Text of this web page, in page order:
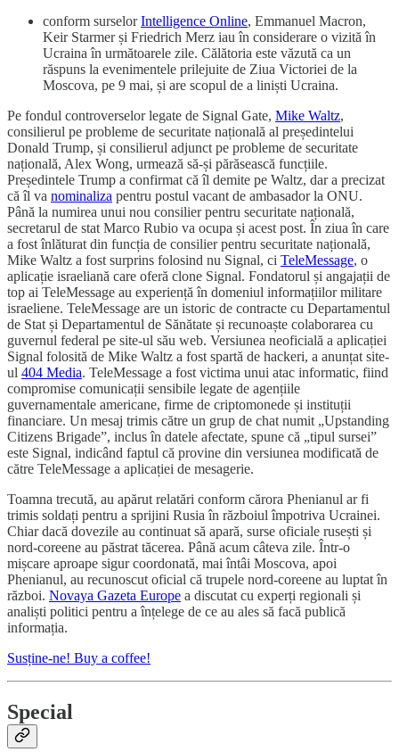
conform surselorIntelligence Online, Emmanuel Macron,
Keir Starmer și Friedrich Merz iau în considerare o vizită în
Ucraina în următoarele zile. Călătoria este văzută ca un
răspuns la evenimentele prilejuite de Ziua Victoriei de la
Moscova, pe 9 mai, și are scopul de a liniști Ucraina.
Pe fondul controverselor legate de Signal Gate, Mike Waltz,
consilierul pe probleme de securitate națională al președintelui
Donald Trump, și consilierul adjunct pe probleme de securitate
națională, Alex Wong, urmează să-și părăsească funcțiile.
Președintele Trump a confirmat că îl demite pe Waltz, dar a precizat
că îl va nominaliza pentru postul vacant de ambasador la ONU.
Până la numirea unui nou consilier pentru securitate națională,
secretarul de stat Marco Rubio va ocupa și acest post. În ziua în care
a fost înlăturat din funcția de consilier pentru securitate națională,
Mike Waltz a fost surprins folosind nu Signal, ci TeleMessage, o
aplicație israeliană care oferă clone Signal. Fondatorul și angajații de
top ai TeleMessage au experiență în domeniul informațiilor militare
israeliene. TeleMessage are un istoric de contracte cu Departamentul
de Stat și Departamentul de Sănătate și recunoaște colaborarea cu
guvernul federal pe site-ul său web. Versiunea neoficială a aplicației
Signal folosită de Mike Waltz a fost spartă de hackeri, a anunțat site-
ul 404 Media. TeleMessage a fost victima unui atac informatic, fiind
compromise comunicații sensibile legate de agențiile
guvernamentale americane, firme de criptomonede și instituții
financiare. Un mesaj trimis către un grup de chat numit „Upstanding
Citizens Brigade”, inclus în datele afectate, spune că „tipul sursei”
este Signal, indicând faptul că provine din versiunea modificată de
către TeleMessage a aplicației de mesagerie.
Toamna trecută, au apărut relatări conform cărora Phenianul ar fi
trimis soldați pentru a sprijini Rusia în războiul împotriva Ucrainei.
Chiar dacă dovezile au continuat să apară, surse oficiale rusești și
nord-coreene au păstrat tăcerea. Până acum câteva zile. Într-o
mișcare aproape sigur coordonată, mai întâi Moscova, apoi
Phenianul, au recunoscut oficial că trupele nord-coreene au luptat în
război. Novaya Gazeta Europe a discutat cu experți regionali și
analiști politici pentru a înțelege de ce au ales să facă publică
informația.
Susține-ne! Buy a coffee!
Special